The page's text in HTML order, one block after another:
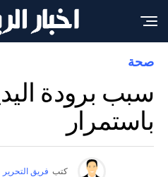
صحة
سبب برودة
باستمرار
كتب فريق التحرير